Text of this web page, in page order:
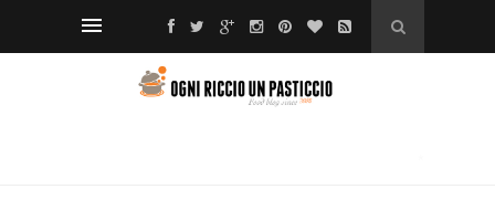
❆
*